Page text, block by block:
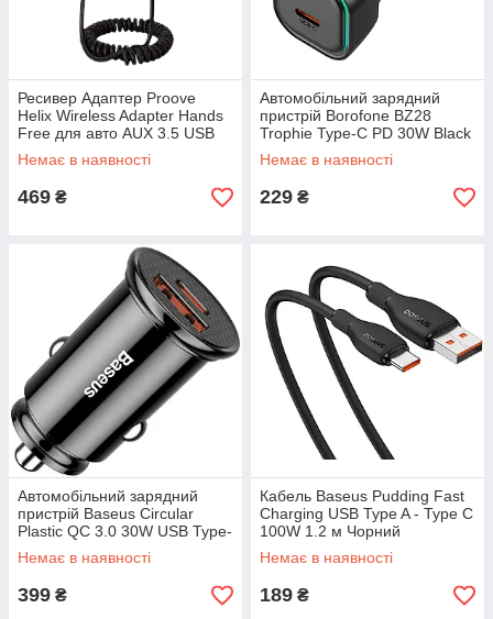
Ресивер Адаптер Proove
Helix Wireless Adapter Hands
Free для авто AUX 3.5 USB
Bluetooth 5.3 Black
Немає в наявності
469 ₴
Автомобільний зарядний
пристрій Borofone BZ28
Trophie Type-C PD 30W Black
Немає в наявності
229 ₴
Автомобільний зарядний
пристрій Baseus Circular
Plastic QC 3.0 30W USB Type-
C USB Type-A 5A Чорний
Немає в наявності
399 ₴
Кабель Baseus Pudding Fast
Charging USB Type A - Type C
100W 1.2 м Чорний
Немає в наявності
189 ₴